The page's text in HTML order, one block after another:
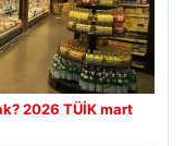
2026 TÜİK mart